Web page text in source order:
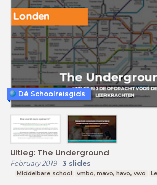
Uitleg: The Underground
February 2019- 3 slides
Middelbare school vmbo, mavo, havo, vwo
Dé Schoolreisgids